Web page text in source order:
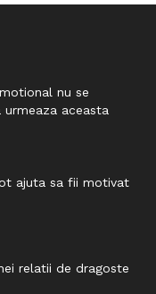
nu se
aceasta
ajuta sa fii motivat
relatii de dragoste